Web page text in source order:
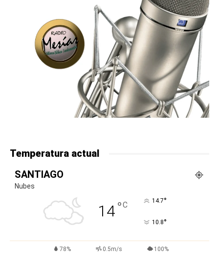
Temperatura actual
SANTIAGO
Nubes
14°C 14.7°
10.8°
78% 0.5m/s 100%